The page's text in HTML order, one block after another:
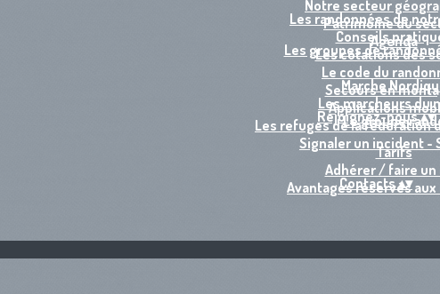
Notre secteur
Patrimoine du
Agenda
Les randonnées de
Conseils
Les cotations des
Le code du
Secours en
Applications
Les refuges de la fédération
Signaler un incident -
Les groupes de
Marche
Les marcheurs du
Le groupe
Rejoignez-nous▴▾
Tarifs
Adhérer / faire un
Avantages réservés
Contacts▴▾